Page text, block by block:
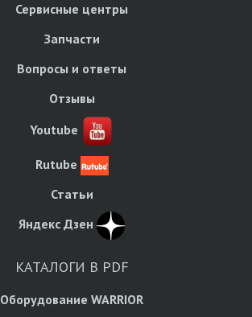
Сервисные центры
Запчасти
Вопросы и ответы
Отзывы
Youtube
Rutube
Статьи
Яндекс Дзен
КАТАЛОГИ В PDF
Оборудование WARRIOR